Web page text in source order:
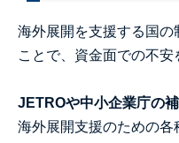
海外展開を支援する国の
ことで、資金面での不安
JETROや中小企業庁の
海外展開支援のための